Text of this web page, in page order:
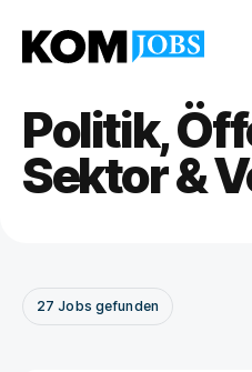
Politik,
Sektor &
27 Jobs gefunden